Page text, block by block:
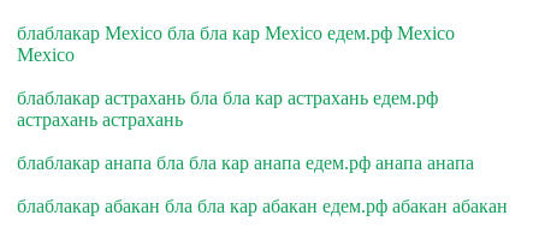
блаблакар Mexico бла бла кар Mexico едем.рф Mexico
Mexico
блаблакар астрахань бла бла кар астрахань едем.рф
астрахань астрахань
блаблакар анапа бла бла кар анапа едем.рф анапа анапа
блаблакар абакан бла бла кар абакан едем.рф абакан абакан